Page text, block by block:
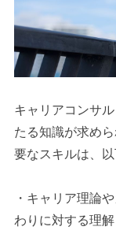
キャリアコンサ
たる知識が求め
要なスキルは、以
・キャリア理論
わりに対する理解